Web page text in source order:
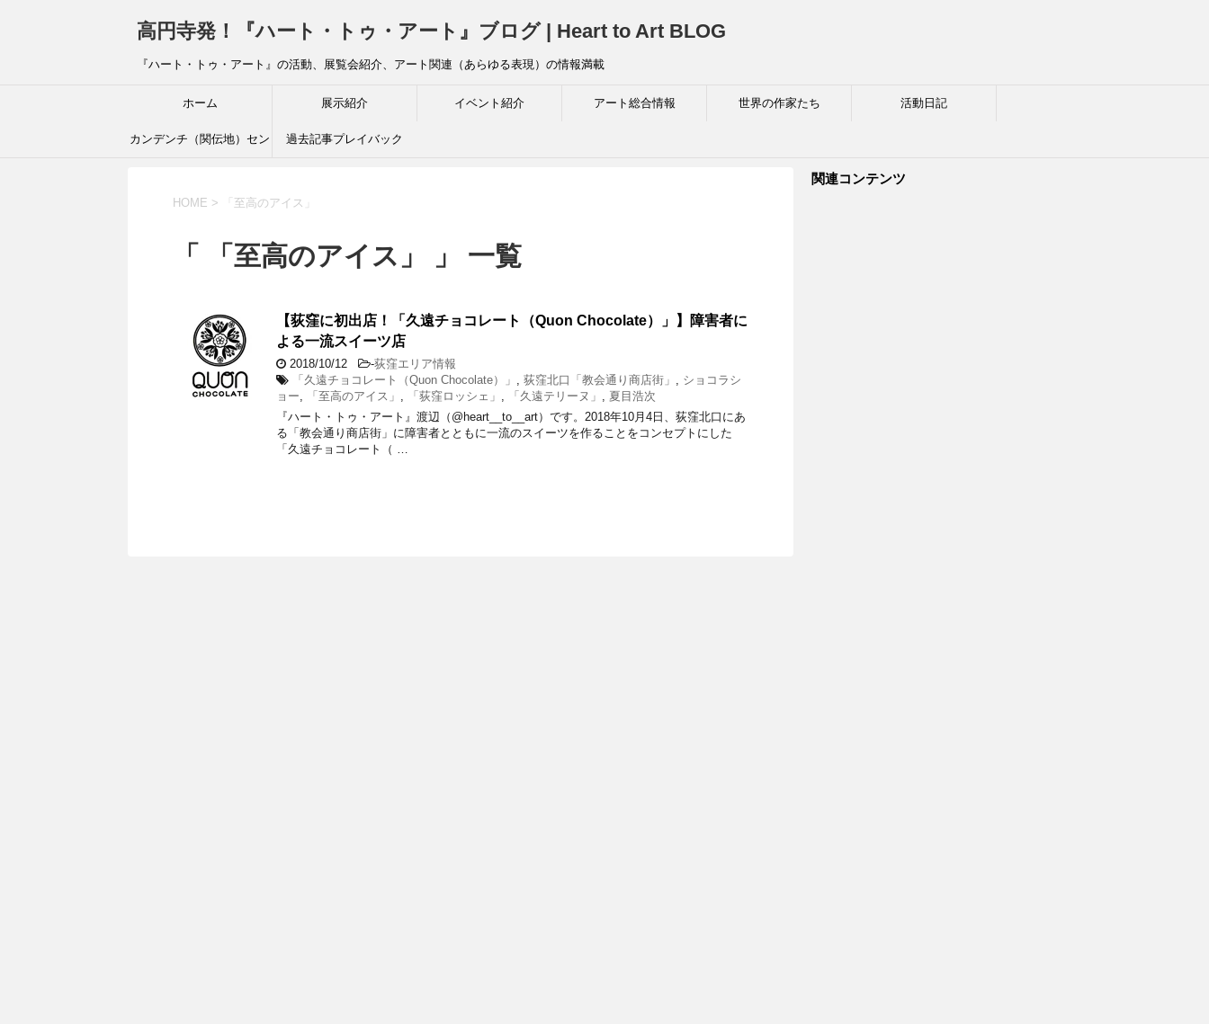
高円寺発！『ハート・トゥ・アート』ブログ | Heart to Art BLOG
『ハート・トゥ・アート』の活動、展覧会紹介、アート関連（あらゆる表現）の情報満載
ホーム 展示紹介 イベント紹介 アート総合情報 世界の作家たち 活動日記
カンデンチ（関伝地）セン 過去記事プレイバック
HOME > 「至高のアイス」
「 「至高のアイス」 」 一覧
【荻窪に初出店！「久遠チョコレート（Quon Chocolate）」】障害者に
よる一流スイーツ店
2018/10/12 -荻窪エリア情報
「久遠チョコレート（Quon Chocolate）」 , 荻窪北口「教会通り商店街」 , ショコラシ
ョー, 「至高のアイス」 , 「荻窪ロッシェ」 , 「久遠テリーヌ」 , 夏目浩次
『ハート・トゥ・アート』渡辺（@heart__to__art）です。2018年10月4日、荻窪北口にあ
る「教会通り商店街」に障害者とともに一流のスイーツを作ることをコンセプトにした
「久遠チョコレート（ …
関連コンテンツ